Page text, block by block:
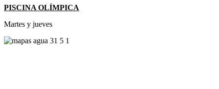
PISCINA OLÍMPICA
Martes y jueves